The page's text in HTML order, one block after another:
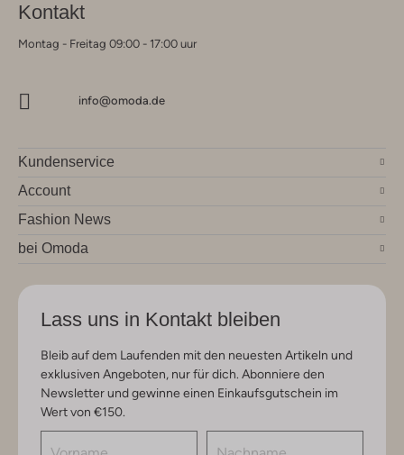
Kontakt
Montag - Freitag 09:00 - 17:00 uur
info@omoda.de
Kundenservice
Account
Fashion News
bei Omoda
Lass uns in Kontakt bleiben
Bleib auf dem Laufenden mit den neuesten Artikeln und
exklusiven Angeboten, nur für dich. Abonniere den
Newsletter und gewinne einen Einkaufsgutschein im
Wert von €150.